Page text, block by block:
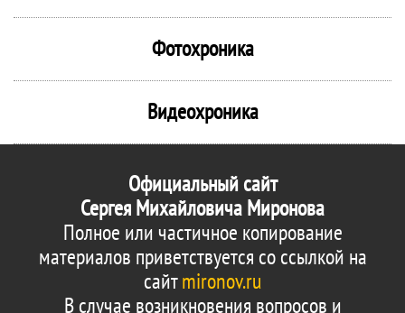
Фотохроника
Видеохроника
Официальный сайт
Сергея Михайловича Миронова
Полное или частичное копирование
материалов приветствуется со ссылкой на
сайтmironov.ru
В случае возникновения вопросов и